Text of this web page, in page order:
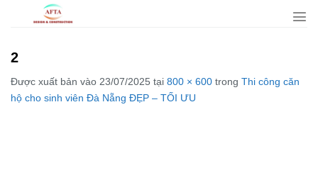
dung
2
Được xuất bản vào 23/07/2025 tại 800 × 600 trong Thi công căn
hộ cho sinh viên Đà Nẵng ĐẸP – TỐI ƯU